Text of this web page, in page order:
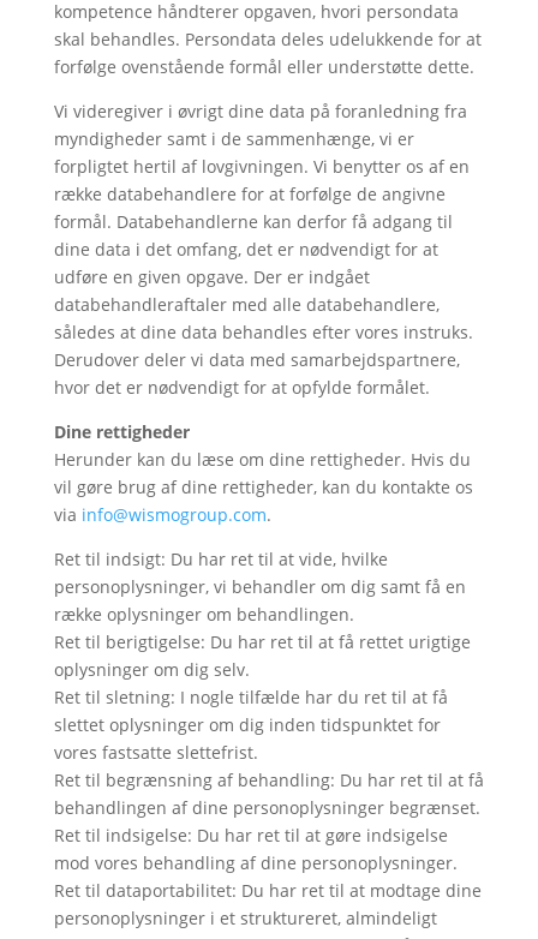
kompetence håndterer opgaven, hvori persondata
skal behandles. Persondata deles udelukkende for at
forfølge ovenstående formål eller understøtte dette.
Vi videregiver i øvrigt dine data på foranledning fra
myndigheder samt i de sammenhænge, vi er
forpligtet hertil af lovgivningen. Vi benytter os af en
række databehandlere for at forfølge de angivne
formål. Databehandlerne kan derfor få adgang til
dine data i det omfang, det er nødvendigt for at
udføre en given opgave. Der er indgået
databehandleraftaler med alle databehandlere,
således at dine data behandles efter vores instruks.
Derudover deler vi data med samarbejdspartnere,
hvor det er nødvendigt for at opfylde formålet.
Dine rettigheder
Herunder kan du læse om dine rettigheder. Hvis du
vil gøre brug af dine rettigheder, kan du kontakte os
via info@wismogroup.com.
Ret til indsigt: Du har ret til at vide, hvilke
personoplysninger, vi behandler om dig samt få en
række oplysninger om behandlingen.
Ret til berigtigelse: Du har ret til at få rettet urigtige
oplysninger om dig selv.
Ret til sletning: I nogle tilfælde har du ret til at få
slettet oplysninger om dig inden tidspunktet for
vores fastsatte slettefrist.
Ret til begrænsning af behandling: Du har ret til at få
behandlingen af dine personoplysninger begrænset.
Ret til indsigelse: Du har ret til at gøre indsigelse
mod vores behandling af dine personoplysninger.
Ret til dataportabilitet: Du har ret til at modtage dine
personoplysninger i et struktureret, almindeligt